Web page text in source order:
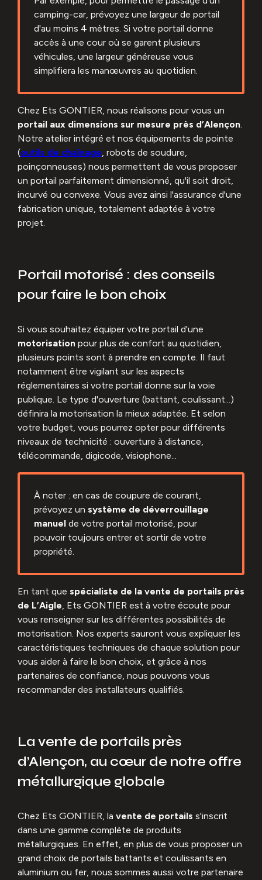
camping-car, prévoyez une largeur de portail
d'au moins 4 mètres. Si votre portail donne
accès à une cour où se garent plusieurs
véhicules, une largeur généreuse vous
simplifiera les manœuvres au quotidien.
Chez Ets GONTIER, nous réalisons pour vous un
portail aux dimensions sur mesure près d’Alençon.
Notre atelier intégré et nos équipements de pointe
(outils de chaînage , robots de soudure,
poinçonneuses) nous permettent de vous proposer
un portail parfaitement dimensionné, qu'il soit droit,
incurvé ou convexe. Vous avez ainsi l'assurance d'une
fabrication unique, totalement adaptée à votre
projet.
Portail motorisé : des conseils
pour faire le bon choix
Si vous souhaitez équiper votre portail d'une
motorisationpour plus de confort au quotidien,
plusieurs points sont à prendre en compte. Il faut
notamment être vigilant sur les aspects
réglementaires si votre portail donne sur la voie
publique. Le type d'ouverture (battant, coulissant...)
définira la motorisation la mieux adaptée. Et selon
votre budget, vous pourrez opter pour différents
niveaux de technicité : ouverture à distance,
télécommande, digicode, visiophone...
À noter : en cas de coupure de courant,
prévoyez un système de déverrouillage
manuelde votre portail motorisé, pour
pouvoir toujours entrer et sortir de votre
propriété.
En tant que spécialiste de la vente de portails près
de L’Aigle, Ets GONTIER est à votre écoute pour
vous renseigner sur les différentes possibilités de
motorisation. Nos experts sauront vous expliquer les
caractéristiques techniques de chaque solution pour
vous aider à faire le bon choix, et grâce à nos
partenaires de confiance, nous pouvons vous
recommander des installateurs qualifiés.
La vente de portails près
d’Alençon, au cœur de notre offre
métallurgique globale
Chez Ets GONTIER, la vente de portails s'inscrit
dans une gamme complète de produits
métallurgiques. En effet, en plus de vous proposer un
grand choix de portails battants et coulissants en
aluminium ou fer, nous sommes aussi votre partenaire